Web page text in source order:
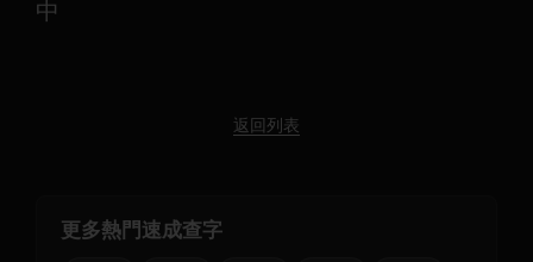
中
返回列表
更多熱門速成查字